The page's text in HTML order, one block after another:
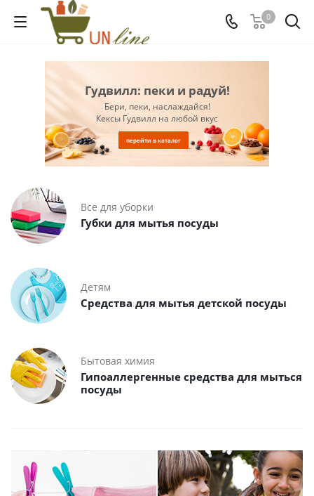
0
Гудвилл: пеки и радуй!
Бери, пеки, наслаждайся!
Кексы Гудвилл на любой вкус
перейти в каталог
Все для уборки
Губки для мытья посуды
Детям
Средства для мытья детской посуды
Бытовая химия
Гипоаллергенные средства для мыться
посуды